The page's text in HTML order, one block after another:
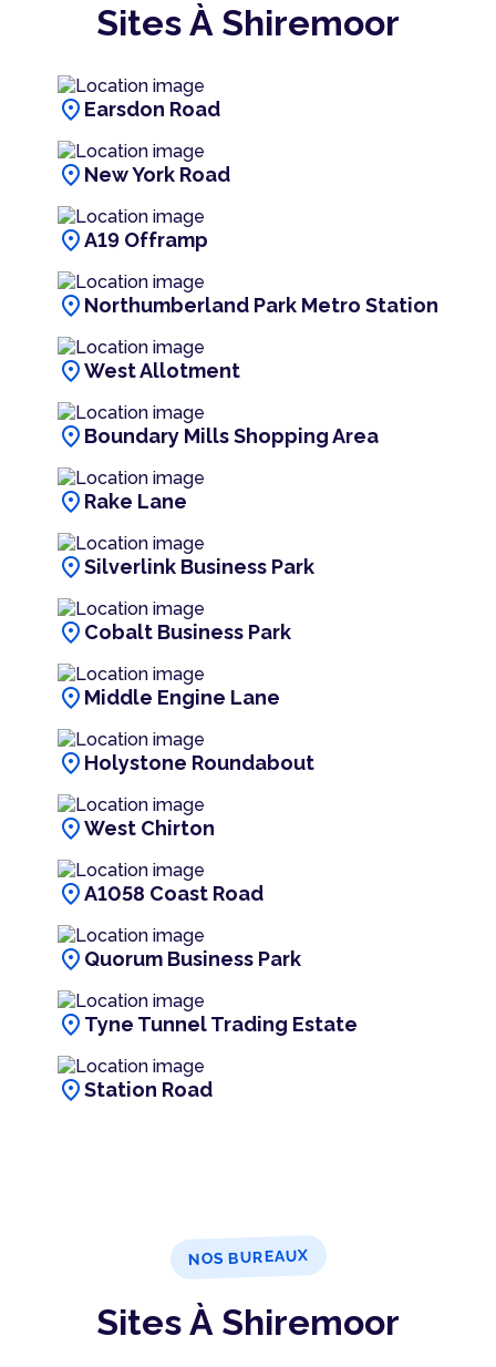
Sites À Shiremoor
location_on Earsdon Road
location_on New York Road
location_onA19 Offramp
location_on Northumberland Park Metro Station
location_onWest Allotment
location_on Boundary Mills Shopping Area
location_on Rake Lane
location_onSilverlink Business Park
location_on Cobalt Business Park
location_on Middle Engine Lane
location_on Holystone Roundabout
location_onWest Chirton
location_onA1058 Coast Road
location_on Quorum Business Park
location_on Tyne Tunnel Trading Estate
location_onStation Road
NOS BUREAUX
Sites À Shiremoor